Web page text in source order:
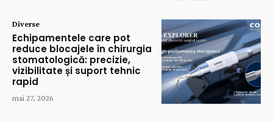
Diverse
Echipamentele care pot
reduce blocajele în chirurgia
stomatologică: precizie,
vizibilitate și suport tehnic
rapid
mai 27, 2026